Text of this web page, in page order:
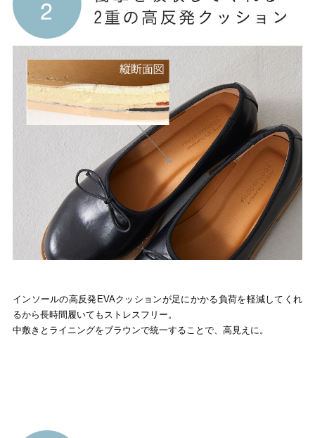
インソールの高反発EVAクッションが足にかかる負荷を軽減してくれ
るから長時間履いてもストレスフリー。
中敷きとライニングをブラウンで統一することで、高見えに。